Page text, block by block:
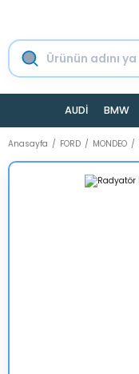
AUDİ BMW
Anasayfa FORD MONDEO